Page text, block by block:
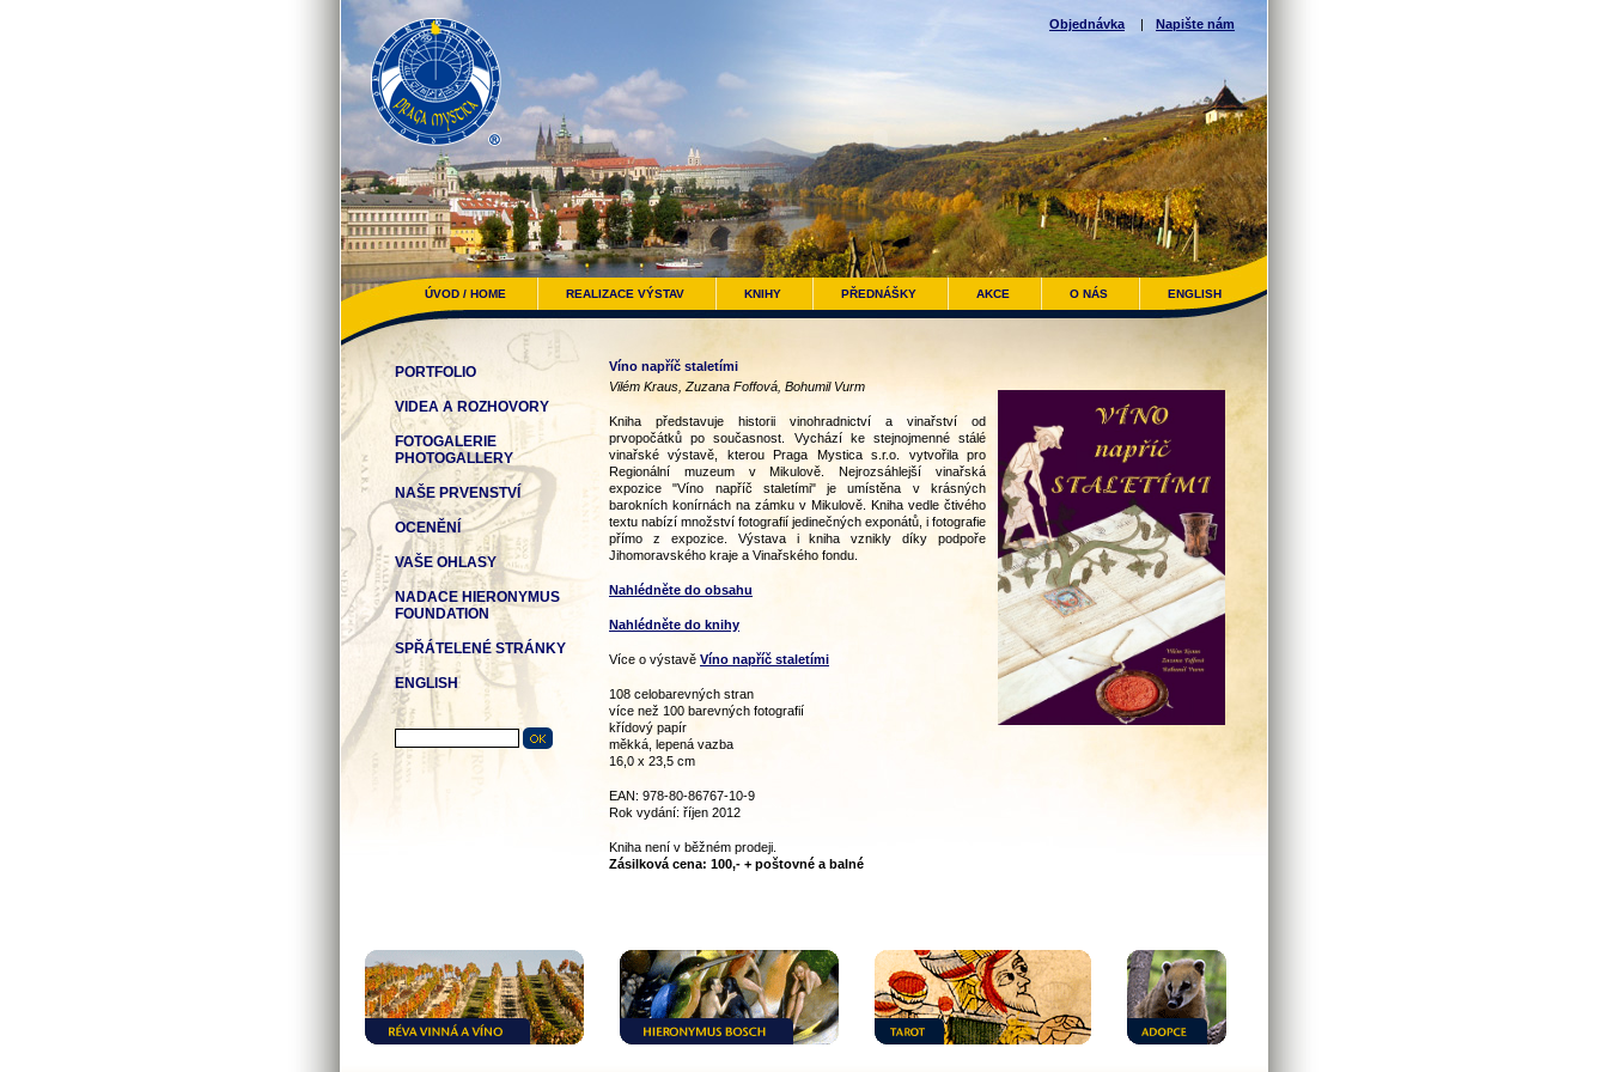
Objednávka | Napište nám
ÚVOD / HOME REALIZACE VÝSTAV KNIHY PŘEDNÁŠKY AKCE O NÁS ENGLISH
PORTFOLIO
VIDEA A ROZHOVORY
FOTOGALERIE
PHOTOGALLERY
NAŠE PRVENSTVÍ
OCENĚNÍ
VAŠE OHLASY
NADACE HIERONYMUS
FOUNDATION
SPŘÁTELENÉ STRÁNKY
ENGLISH
Víno napříč staletími
Vilém Kraus, Zuzana Foffová, Bohumil Vurm
Kniha představuje historii vinohradnictví a vinařství od
prvopočátků po současnost. Vychází ke stejnojmenné stálé
vinařské výstavě, kterou Praga Mystica s.r.o. vytvořila pro
Regionální muzeum v Mikulově. Nejrozsáhlejší vinařská
expozice "Víno napříč staletími" je umístěna v krásných
barokních konírnách na zámku v Mikulově. Kniha vedle čtivého
textu nabízí množství fotografií jedinečných exponátů, i fotografie
přímo z expozice. Výstava i kniha vznikly díky podpoře
Jihomoravského kraje a Vinařského fondu.
Nahlédněte do obsahu
Nahlédněte do knihy
Více o výstavě Víno napříč staletími
108 celobarevných stran
více než 100 barevných fotografií
křídový papír
měkká, lepená vazba
16,0 x 23,5 cm
EAN: 978-80-86767-10-9
Rok vydání: říjen 2012
Kniha není v běžném prodeji.
Zásilková cena: 100,- + poštovné a balné